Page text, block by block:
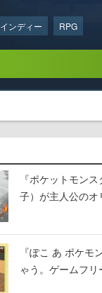
インディー RPG
『ポケットモン
子）が主人公のオ
『ぽこ あ ポケ
ゃう。ゲームフ